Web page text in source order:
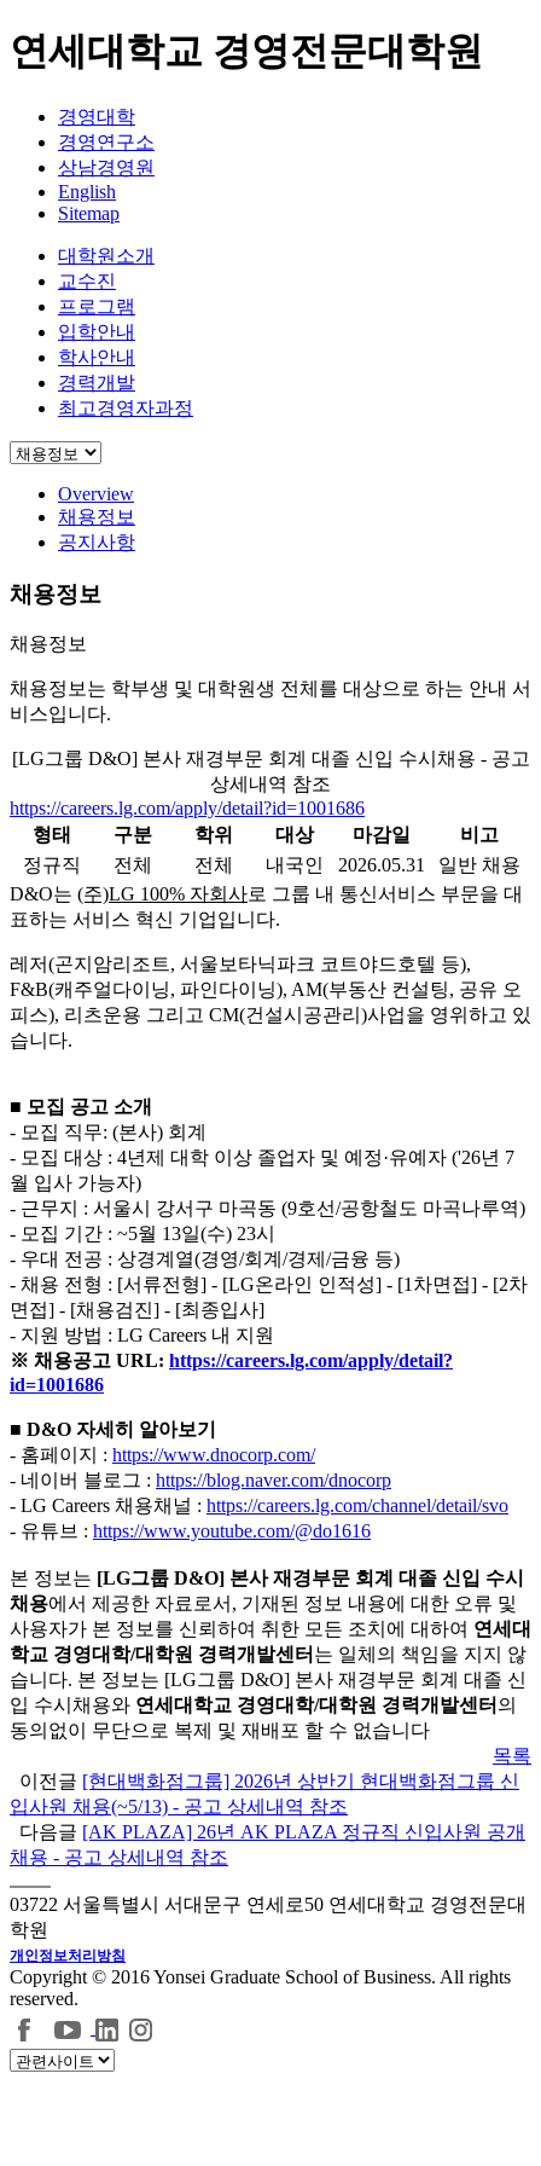
연세대학교 경영전문대학원
경영대학
경영연구소
상남경영원
English
Sitemap
대학원소개
교수진
프로그램
입학안내
학사안내
경력개발
최고경영자과정
Overview
채용정보
공지사항
채용정보
채용정보
채용정보는 학부생 및 대학원생 전체를 대상으로 하는 안내 서
비스입니다.
[LG그룹 D&O] 본사 재경부문 회계 대졸 신입 수시채용 - 공고
상세내역 참조
https://careers.lg.com/apply/detail?id=1001686
형태
구분 학위 대상 마감일
비고
정규직
전체 전체 내국인 2026.05.31
일반 채용
D&O는 (주)LG 100% 자회사로 그룹 내 통신서비스 부문을 대
표하는 서비스 혁신 기업입니다.
레저(곤지암리조트, 서울보타닉파크 코트야드호텔 등),
F&B(캐주얼다이닝, 파인다이닝), AM(부동산 컨설팅, 공유 오
피스), 리츠운용 그리고 CM(건설시공관리)사업을 영위하고 있
습니다.
■ 모집 공고 소개
- 모집 직무: (본사) 회계
- 모집 대상 : 4년제 대학 이상 졸업자 및 예정·유예자 ('26년 7
월 입사 가능자)
- 근무지 : 서울시 강서구 마곡동 (9호선/공항철도 마곡나루역)
- 모집 기간 : ~5월 13일(수) 23시
- 우대 전공 : 상경계열(경영/회계/경제/금융 등)
- 채용 전형 : [서류전형] - [LG온라인 인적성] - [1차면접] - [2차
면접] - [채용검진] - [최종입사]
- 지원 방법 : LG Careers 내 지원
※ 채용공고 URL: https://careers.lg.com/apply/detail?
id=1001686
■ D&O 자세히 알아보기
- 홈페이지 : https://www.dnocorp.com/
- 네이버 블로그 : https://blog.naver.com/dnocorp
- LG Careers 채용채널 : https://careers.lg.com/channel/detail/svo
- 유튜브 : https://www.youtube.com/@do1616
본 정보는 [LG그룹 D&O] 본사 재경부문 회계 대졸 신입 수시
채용에서 제공한 자료로서, 기재된 정보 내용에 대한 오류 및
사용자가 본 정보를 신뢰하여 취한 모든 조치에 대하여 연세대
학교 경영대학/대학원 경력개발센터 는 일체의 책임을 지지 않
습니다. 본 정보는 [LG그룹 D&O] 본사 재경부문 회계 대졸 신
입 수시채용와 연세대학교 경영대학/대학원 경력개발센터 의
동의없이 무단으로 복제 및 재배포 할 수 없습니다
목록
이전글 [현대백화점그룹] 2026년 상반기 현대백화점그룹 신
입사원 채용(~5/13) - 공고 상세내역 참조
다음글 [AK PLAZA] 26년 AK PLAZA 정규직 신입사원 공개
채용 - 공고 상세내역 참조
03722 서울특별시 서대문구 연세로50 연세대학교 경영전문대
학원
개인정보처리방침
Copyright © 2016 Yonsei Graduate School of Business. All rights
reserved.